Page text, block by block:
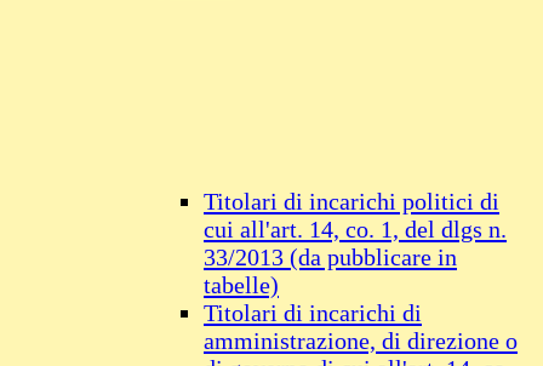
Titolari di incarichi politici di
cui all'art. 14, co. 1, del dlgs n.
33/2013 (da pubblicare in
tabelle)
Titolari di incarichi di
amministrazione, di direzione o